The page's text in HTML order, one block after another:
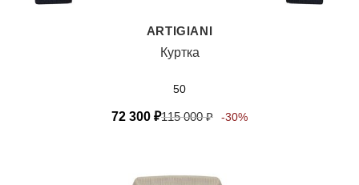
ARTIGIANI
Куртка
50
72 300 ₽115 000₽ -30%